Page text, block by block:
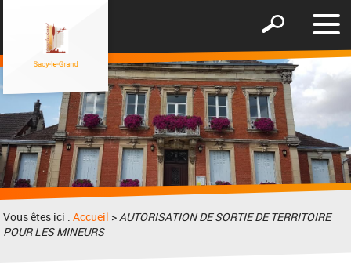
le
Afficher
formulaire
de
recherche
Vous êtes ici :Accueil >AUTORISATION DE SORTIE DE TERRITOIRE
POUR LES MINEURS